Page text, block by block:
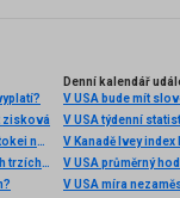
zisková
Léto v plném proudu, trhy také: Top 3 obchody traderů Fintokei na indexech a zlatě
Chamtivost a strach: Největší cenové pohyby na finančních trzích (červenec 2026)
Denní kalendář
V USA bude mít
V USA týdenní
V Kanadě Ivey index
V USA průměrný
V USA míra